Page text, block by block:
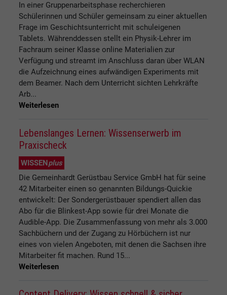
In einer Gruppenarbeitsphase recherchieren
Schülerinnen und Schüler gemeinsam zu einer aktuellen
Frage im Geschichtsunterricht mit schuleigenen
Tablets. Währenddessen stellt ein Physik-Lehrer im
Fachraum seiner Klasse online Materialien zur
Verfügung und streamt im Anschluss daran über WLAN
die Aufzeichnung eines aufwändigen Experiments mit
dem Beamer. Nach dem Unterricht sichten Lehrkräfte
Arb...
Weiterlesen
Lebenslanges Lernen: Wissenserwerb im
Praxischeck
WISSENplus
Die Gemeinhardt Gerüstbau Service GmbH hat für seine
42 Mitarbeiter einen so genannten Bildungs-Quickie
entwickelt: Der Sondergerüstbauer spendiert allen das
Abo für die Blinkest-App sowie für drei Monate die
Audible-App. Die Zusammenfassung von mehr als 3.000
Sachbüchern und der Zugang zu Hörbüchern ist nur
eines von vielen Angeboten, mit denen die Sachsen ihre
Mitarbeiter fit machen. Rund 15...
Weiterlesen